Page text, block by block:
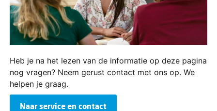
Heb je na het lezen van de informatie op deze pagina
nog vragen? Neem gerust contact met ons op. We
helpen je graag.
Naar service en contact